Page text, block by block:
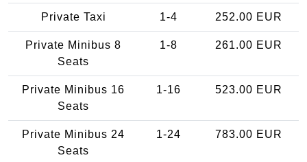
Private Taxi 1-4 252.00 EUR
Private Minibus 8
Seats
1-8 261.00 EUR
Private Minibus 16
Seats
1-16 523.00 EUR
Private Minibus 24
Seats
1-24 783.00 EUR